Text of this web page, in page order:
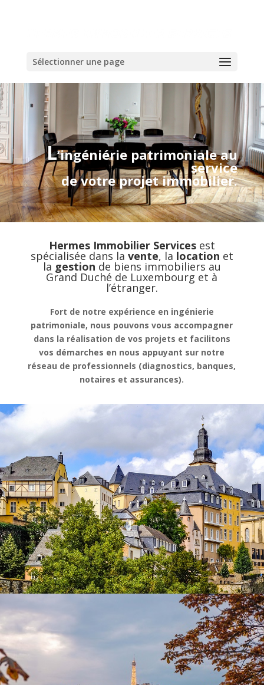
Sélectionner une page
L‘ingéniérie patrimoniale au
service
de votre projet immobilier.
Hermes Immobilier Servicesest
spécialisée dans la vente, la location et
la gestion de biens immobiliers au
Grand Duché de Luxembourg et à
l’étranger.
Fort de notre expérience en ingénierie
patrimoniale, nous pouvons vous accompagner
dans la réalisation de vos projets et facilitons
vos démarches en nous appuyant sur notre
réseau de professionnels (diagnostics, banques,
notaires et assurances).